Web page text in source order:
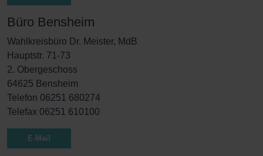
Büro Bensheim
Wahlkreisbüro Dr. Meister, MdB
Hauptstr. 71-73
2. Obergeschoss
64625 Bensheim
Telefon 06251 680274
Telefax 06251 610100
E-Mail